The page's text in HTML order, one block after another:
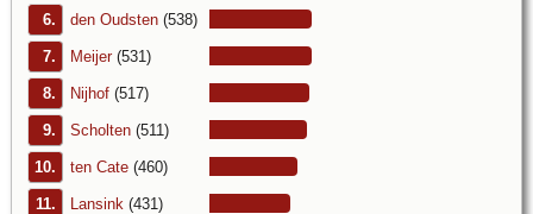
6. den Oudsten (538)
7. Meijer(531)
8. Nijhof (517)
9. Scholten (511)
10. ten Cate (460)
11. Lansink (431)